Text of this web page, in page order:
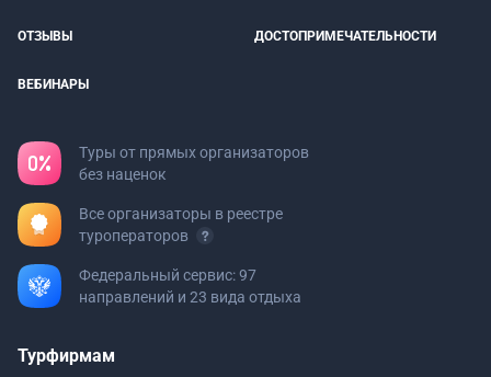
ОТЗЫВЫ ДОСТОПРИМЕЧАТЕЛЬНОСТИ
ВЕБИНАРЫ
Туры от прямых организаторов
без наценок
Все организаторы в реестре
туроператоров
Федеральный сервис: 97
направлений и 23 вида отдыха
Турфирмам